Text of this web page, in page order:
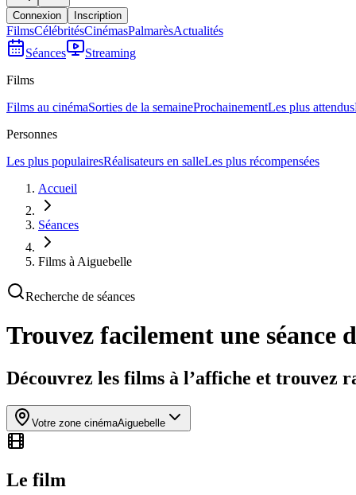
Connexion Inscription
FilmsCélébritésCinémasPalmarèsActualités
Séances
Streaming
Films
Films au cinémaSorties de la semaineProchainementLes plus attendus
Personnes
Les plus populairesRéalisateurs en salleLes plus récompensées
Accueil
Séances
Films à Aiguebelle
Recherche de séances
Trouvez facilement une séance
Découvrez les films à l’affiche et trouvez
Votre zone cinémaAiguebelle
Le film